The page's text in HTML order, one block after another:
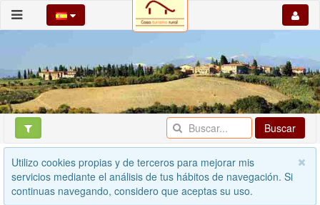
Buscar
Utilizo cookies propias y de terceros para mejorar mis
servicios mediante el análisis de tus hábitos de navegación. Si
continuas navegando, considero que aceptas su uso.